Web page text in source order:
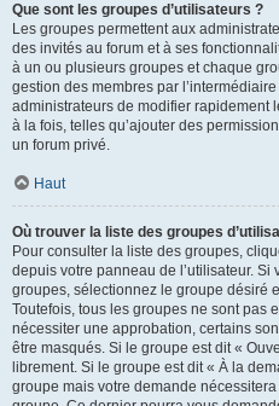
Que sont les groupes d’utilisateurs ?
Les groupes permettent aux
des invités au forum et à ses
à un ou plusieurs groupes et chaque
gestion des membres par
administrateurs de modifier rapidement
à la fois, telles qu’ajouter des
un forum privé.
Haut
Où trouver la liste des groupes
Pour consulter la liste des groupes,
depuis votre panneau de l’utilisateur.
groupes, sélectionnez le groupe désiré
Toutefois, tous les groupes ne sont pas
nécessiter une approbation, certains
être masqués. Si le groupe est dit «
librement. Si le groupe est dit « À la
groupe mais votre demande